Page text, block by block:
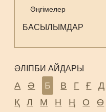
Әңгімелер
БАСЫЛЫМДАР
ӘЛІПБИ АЙДАРЫ
А Ә Б В Г Ғ Д
Қ
Л М Н Ң О Ө